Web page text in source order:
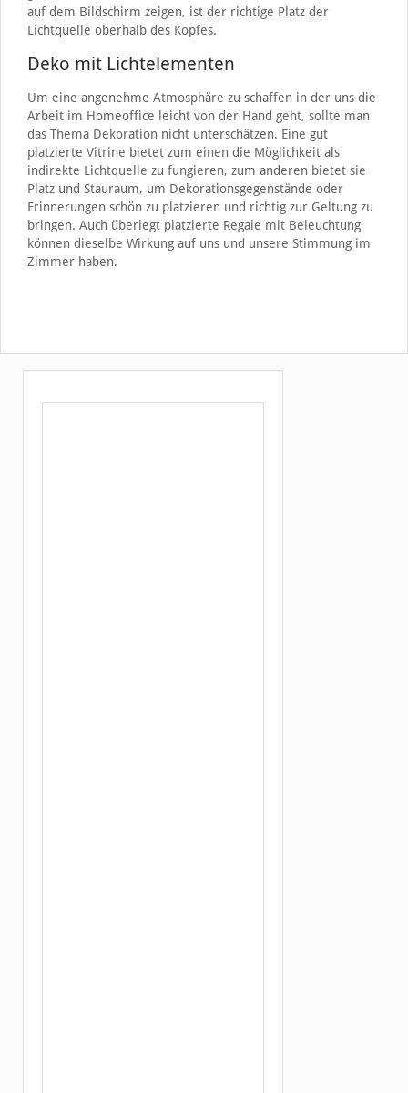
auf dem Bildschirm zeigen, ist der richtige Platz der
Lichtquelle oberhalb des Kopfes.
Deko mit Lichtelementen
Um eine angenehme Atmosphäre zu schaffen in der uns die
Arbeit im Homeoffice leicht von der Hand geht, sollte man
das Thema Dekoration nicht unterschätzen. Eine gut
platzierte Vitrine bietet zum einen die Möglichkeit als
indirekte Lichtquelle zu fungieren, zum anderen bietet sie
Platz und Stauraum, um Dekorationsgegenstände oder
Erinnerungen schön zu platzieren und richtig zur Geltung zu
bringen. Auch überlegt platzierte Regale mit Beleuchtung
können dieselbe Wirkung auf uns und unsere Stimmung im
Zimmer haben.